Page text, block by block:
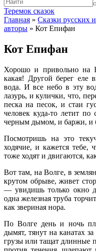
Теремок сказок
Главная » Сказки русских
авторы » Кот Епифан
Кот Епифан
Хорошо и привольно на
какая! Другой берег еле
вода. И все небо в эту
лазурь, и кулички, что,
песка на песок, и стаи
человек куда-то летит
черным дымом, и баржи, и
Посмотришь на это
ходячие, и кажется тебе,
тоже ходят и двигаются,
Вот там, на Волге, в
крутом обрыве, живет
— увидишь только окно
одна железная труба
как звериная нора.
По Волге день и ночь
дымят, тянут на канатах
грузы или тащат длинные